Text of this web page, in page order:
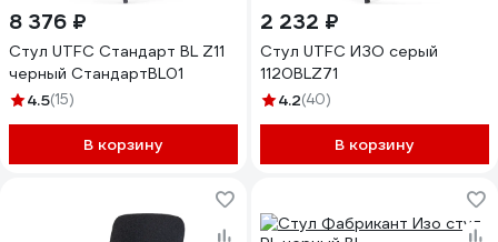
8 376 ₽
Стул UTFC Стандарт BL Z11
черный СтандартBL01
4.5(15)
В корзину
2 232 ₽
Стул UTFC ИЗО серый
1120BLZ71
4.2(40)
В корзину